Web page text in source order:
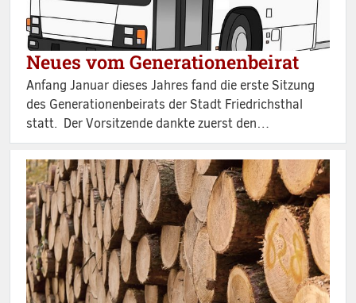
Neues vom Generationenbeirat
Anfang Januar dieses Jahres fand die erste Sitzung
des Generationenbeirats der Stadt Friedrichsthal
statt. Der Vorsitzende dankte zuerst den…